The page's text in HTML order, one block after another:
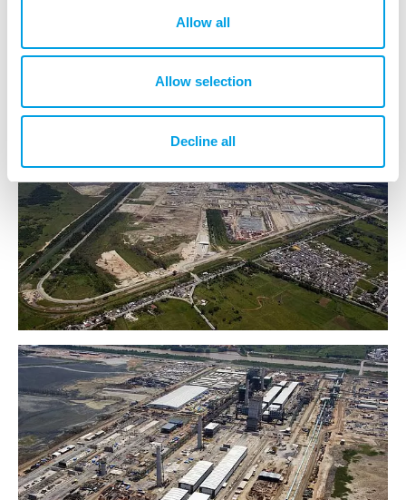
Allow all
Allow selection
Decline all